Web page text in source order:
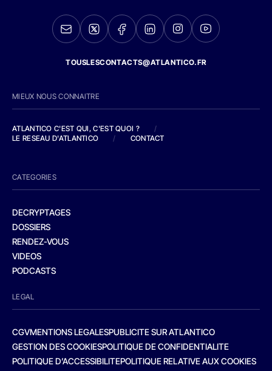
TOUSLESCONTACTS@ATLANTICO.FR
MIEUX NOUS CONNAITRE
ATLANTICO C'EST QUI, C'EST QUOI ?
/
LE RESEAU D'ATLANTICO
/ CONTACT
CATEGORIES
DECRYPTAGES
DOSSIERS
RENDEZ-VOUS
VIDEOS
PODCASTS
LEGAL
CGVMENTIONS LEGALESPUBLICITE SUR ATLANTICO
GESTION DES COOKIESPOLITIQUE DE CONFIDENTIALITE
POLITIQUE D’ACCESSIBILITEPOLITIQUE RELATIVE AUX COOKIES